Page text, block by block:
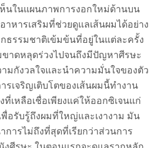
ห็นในแผนภาพการงอกใหม่ด้านบน
หารเสริมที่ช่วยดูแลเส้นผมได้อย่าง
ธรรมชาติเข้มข้นที่อยู่ในแต่ละครั้ง
าดหลุดร่วงไปจนถึงมีปัญหาศีรษะ
มกังวลใจและนำความมั่นใจของตัว
รเจริญเติบโตของเส้นผมนี้ทำงาน
ที่เหลือเชื่อเพียงแค่ให้ออกซิเจนแก่
อรับรู้ถึงผมที่ใหญ่และเงางาม มัน
การไม่ถึงที่สุดที่เรียกว่าส่วนการ